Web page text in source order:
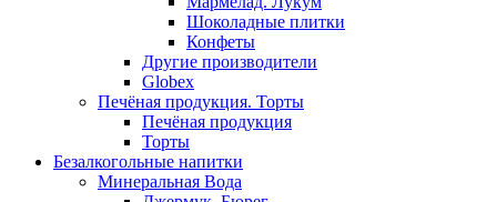
Шоколадные плитки
Конфеты
Другие производители
Globex
Печёная продукция. Торты
Печёная продукция
Торты
Безалкогольные напитки
Минеральная Вода